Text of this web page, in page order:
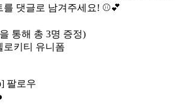
댓글로 남겨주세요! ⚾💕
통해 총 3명 증정)
로키티 유니폼
팔로우